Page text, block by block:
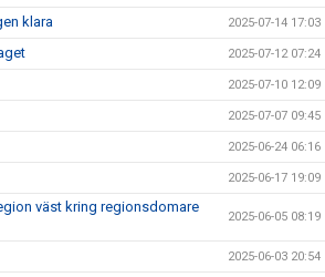
klara 2025-07-14 17:03
2025-07-12 07:24
2025-07-10 12:09
2025-07-07 09:45
2025-06-24 06:16
2025-06-17 19:09
väst kring regionsdomare
2025-06-05 08:19
2025-06-03 20:54